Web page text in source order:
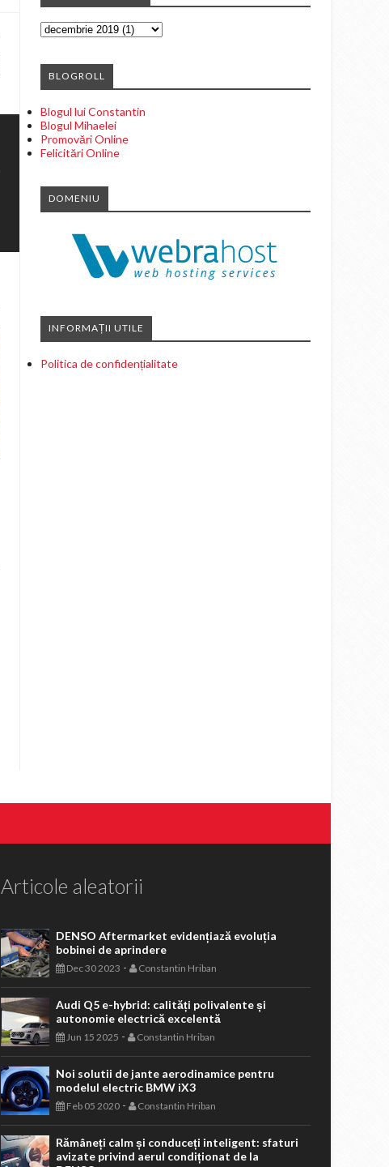
BLOGROLL
Blogul lui Constantin
Blogul Mihaelei
Promovări Online
Felicitări Online
DOMENIU
INFORMAȚII UTILE
Politica de confidențialitate
Articole aleatorii
DENSO Aftermarket evidențiază evoluția
bobinei de aprindere
Dec 30 2023 - Constantin Hriban
Audi Q5 e-hybrid: calități polivalente și
autonomie electrică excelentă
Jun 15 2025 - Constantin Hriban
Noi solutii de jante aerodinamice pentru
modelul electric BMW iX3
Feb 05 2020- Constantin Hriban
Rămâneți calm și conduceți inteligent: sfaturi
avizate privind aerul condiționat de la